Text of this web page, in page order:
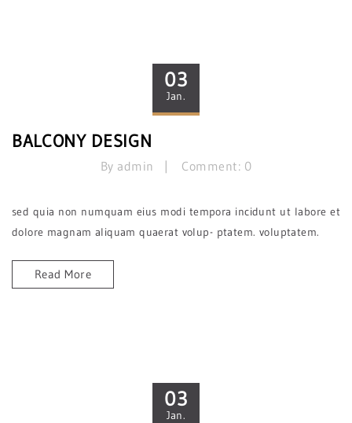
03
Jan.
BALCONY DESIGN
By admin Comment: 0
sed quia non numquam eius modi tempora incidunt ut labore et
dolore magnam aliquam quaerat volup- ptatem. voluptatem.
Read More
03
Jan.